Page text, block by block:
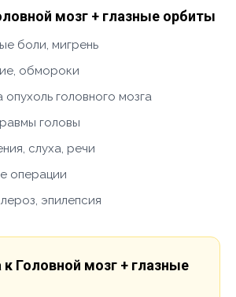
мозг + глазные орбиты
боли, мигрень
обмороки
головного мозга
головы
слуха, речи
операции
эпилепсия
Головной мозг + глазные